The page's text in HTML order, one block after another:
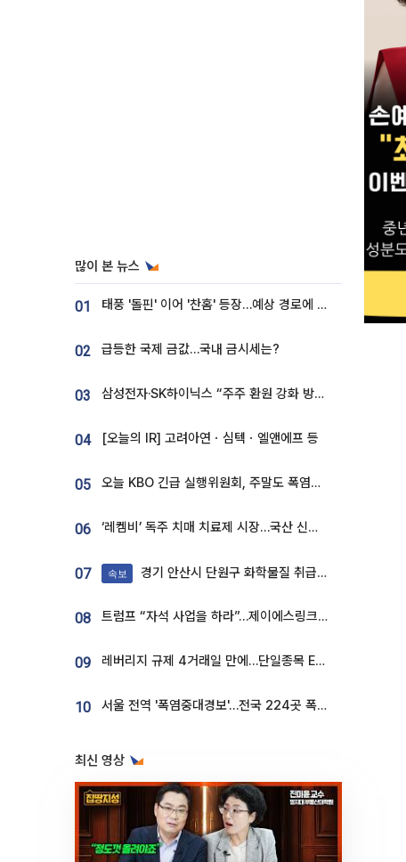
많이 본 뉴스
01 태풍 '돌핀' 이어 '찬홈' 등장…예상 경로에 한국 '한숨'
02 급등한 국제 금값…국내 금시세는?
03 삼성전자·SK하이닉스 “주주 환원 강화 방안 마련”
04 [오늘의 IR] 고려아연ㆍ심텍ㆍ엘앤에프 등
05 오늘 KBO 긴급 실행위원회, 주말도 폭염취소 될까
06 ‘레켐비’ 독주 치매 치료제 시장…국산 신약 등장하나
07 속보 경기 안산시 단원구 화학물질 취급 공장서 연기 발생
08 트럼프 “자석 사업을 하라”…제이에스링크, 비중국 영구자석 공급망 구축 속도
09 레버리지 규제 4거래일 만에…단일종목 ETF 거래대금 '13분의 1' 급감
10 서울 전역 '폭염중대경보'…전국 224곳 폭염특보
최신 영상